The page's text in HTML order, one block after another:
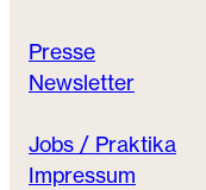
Presse
Newsletter
Jobs / Praktika
Impressum